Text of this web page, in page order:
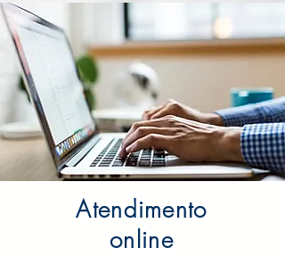
Atendimento
online